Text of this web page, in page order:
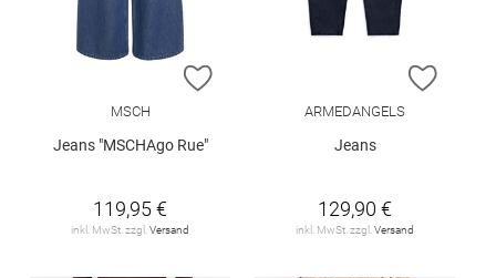
ZUR WUNSCHLISTE HINZUFÜGEN
MSCH
Jeans "MSCHAgo Rue"
119,95 €
inkl. MwSt. zzgl. Versand
ZUR
ARMEDANGELS
Jeans
129,90 €
inkl. MwSt. zzgl. Versand